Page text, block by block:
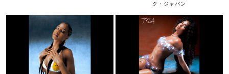
ク・ジャパン